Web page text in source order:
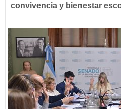
convivencia y bienestar